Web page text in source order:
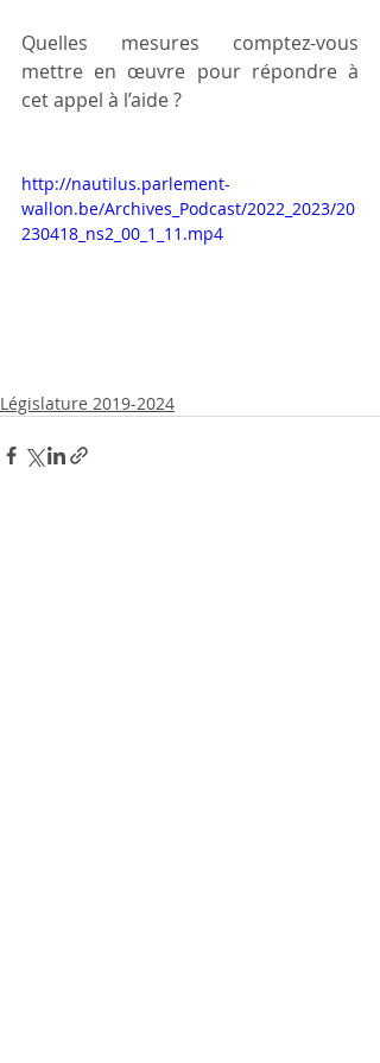
Quelles mesures comptez-vous
mettre en œuvre pour répondre à
cet appel à l’aide ?
http://nautilus.parlement-
wallon.be/Archives_Podcast/2022_2023/20
230418_ns2_00_1_11.mp4
Législature 2019-2024